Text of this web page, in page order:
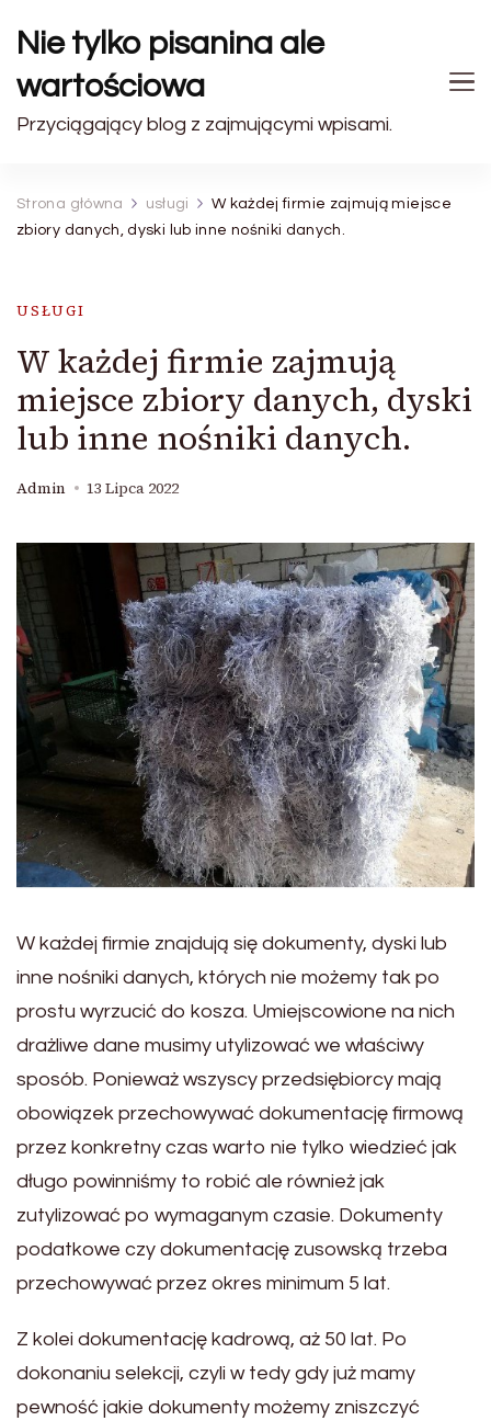
Nie tylko pisanina ale
wartościowa
Przyciągający blog z zajmującymi wpisami.
Strona główna usługi
W każdej firmie zajmują miejsce
zbiory danych, dyski lub inne nośniki danych.
USŁUGI
W każdej firmie zajmują
miejsce zbiory danych, dyski
lub inne nośniki danych.
Admin 13 Lipca 2022
W każdej firmie znajdują się dokumenty, dyski lub
inne nośniki danych, których nie możemy tak po
prostu wyrzucić do kosza. Umiejscowione na nich
drażliwe dane musimy utylizować we właściwy
sposób. Ponieważ wszyscy przedsiębiorcy mają
obowiązek przechowywać dokumentację firmową
przez konkretny czas warto nie tylko wiedzieć jak
długo powinniśmy to robić ale również jak
zutylizować po wymaganym czasie. Dokumenty
podatkowe czy dokumentację zusowską trzeba
przechowywać przez okres minimum 5 lat.
Z kolei dokumentację kadrową, aż 50 lat. Po
dokonaniu selekcji, czyli w tedy gdy już mamy
pewność jakie dokumenty możemy zniszczyć